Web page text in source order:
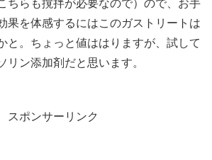
ちらも撹拌が必要なので）ので、お手
果を体感するにはこのガストリートは
と。ちょっと値ははりますが、試して
リン添加剤だと思います。
スポンサーリンク